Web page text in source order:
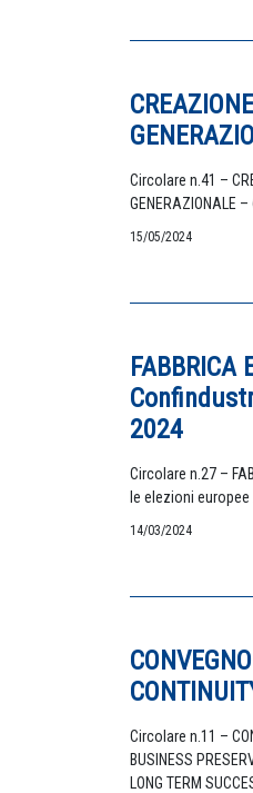
Circolare n.41 –
GENERAZIONALE –
15/05/2024
2024
Circolare n.27 –
le elezioni europee
14/03/2024
Circolare n.11 –
BUSINESS
LONG TERM